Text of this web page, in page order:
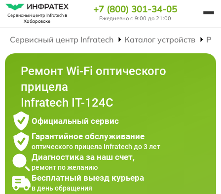
Сервисный центр Infratechв
Хабаровске
+7 (800) 301-34-05
Ежедневно с 9:00 до 21:00
Сервисный центр Infratech Каталог устройств
Ремонт Wi-Fi оптического
прицела
Infratech IT-124C
Официальный сервис
Гарантийное обслуживание
оптического прицела Infratech до 3 лет
Диагностика за наш счет,
ремонт по желанию
Бесплатный выезд курьера
в день обращения